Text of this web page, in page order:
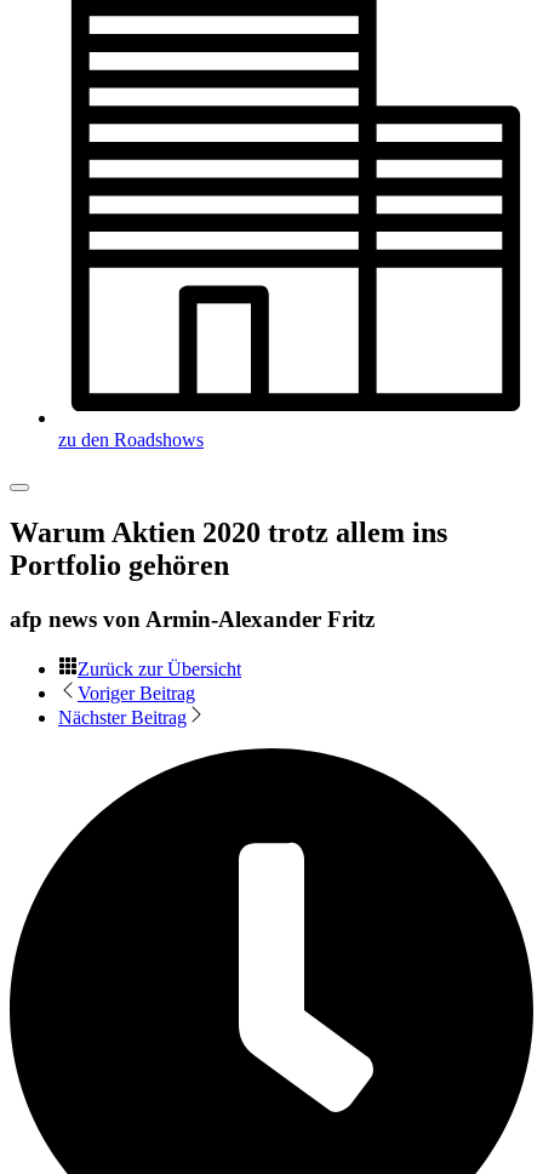
zu den Roadshows
Warum Aktien 2020 trotz allem ins
Portfolio gehören
afp news von Armin-Alexander Fritz
Zurück zur Übersicht
Voriger Beitrag
Nächster Beitrag